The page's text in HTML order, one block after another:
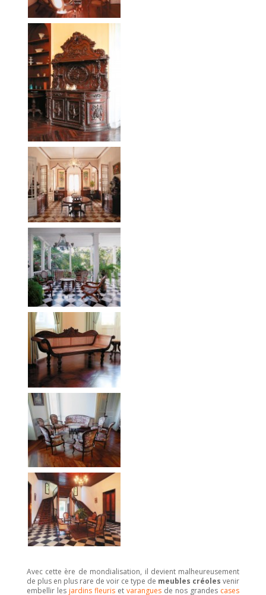
Avec cette ère de mondialisation, il devient malheureusement
de plus en plus rare de voir ce type de meubles créoles venir
embellir les jardins fleurisetvarangues de nos grandes cases